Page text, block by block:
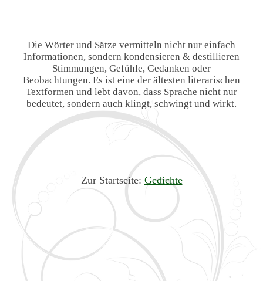
Die Wörter und Sätze vermitteln nicht nur einfach
Informationen, sondern kondensieren & destillieren
Stimmungen, Gefühle, Gedanken oder
Beobachtungen. Es ist eine der ältesten literarischen
Textformen und lebt davon, dass Sprache nicht nur
bedeutet, sondern auch klingt, schwingt und wirkt.
Zur Startseite: Gedichte